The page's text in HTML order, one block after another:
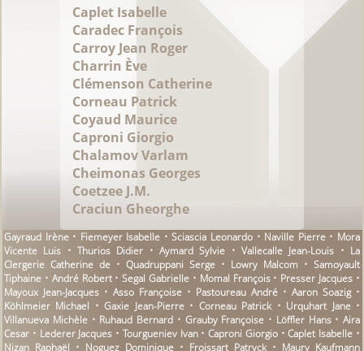
Caplet Isabelle
Caradec François
Carroy Jean Roger
Charrin Ève
Clémenson Catherine
Corneau Patrick
Coyaud Maurice
Caproni Giorgio
Chalamov Varlam
Cheimonas Georges
Coetzee J.M.
Craciun Gheorghe
Gayraud Irène • Fiemeyer Isabelle • Sciascia Leonardo • Naville Pierre • Mora
Vicente Luis • Thurios Didier • Aymard Sylvie • Vallecalle Jean-Louis • La
Clergerie Catherine de • Quadruppani Serge • Lowry Malcom • Samoyault
Tiphaine • André Robert • Segal Gabrielle • Momal François • Presser Jacques •
Mayoux Jean-Jacques • Asso Françoise • Pastoureau André • Aaron Soazig •
Köhlmeier Michael • Gaxie Jean-Pierre • Corneau Patrick • Urquhart Jane •
Villanueva Michèle • Ruhaud Bernard • Grauby Françoise • Löffler Hans • Aira
Cesar • Lederer Jacques • Tourgueniev Ivan • Caproni Giorgio • Caplet Isabelle •
Nizan Raphaël • Noguez Dominique • Froissart Patryck • Maury Kaufmann